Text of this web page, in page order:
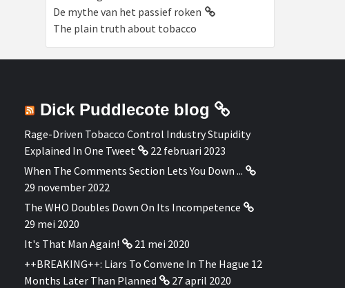
De mythe van het passief roken
The plain truth about tobacco
Dick Puddlecote blog
Rage-Driven Tobacco Control Industry Stupidity
Explained In One Tweet
22 februari 2023
When The Comments Section Lets You Down ...
29 november 2022
The WHO Doubles Down On Its Incompetence
29 mei 2020
It's That Man Again!
21 mei 2020
++BREAKING++: Liars To Convene In The Hague 12
Months Later Than Planned
27 april 2020